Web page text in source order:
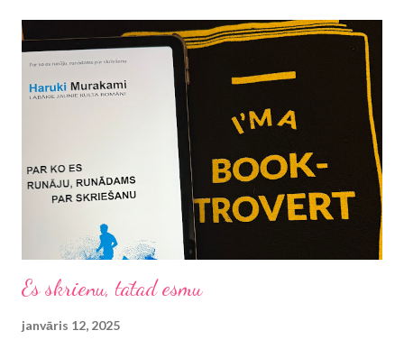
Es skrienu, tātad esmu
janvāris 12, 2025